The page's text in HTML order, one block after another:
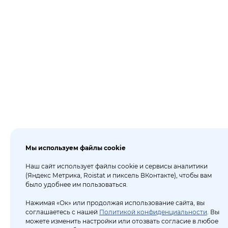
Мы используем файлы cookie
Наш сайт использует файлы cookie и сервисы аналитики
(Яндекс Метрика, Roistat и пиксель ВКонтакте), чтобы вам
было удобнее им пользоваться.
Нажимая «Ок» или продолжая использование сайта, вы
соглашаетесь с нашей Политикой конфиденциальности. Вы
можете изменить настройки или отозвать согласие в любое